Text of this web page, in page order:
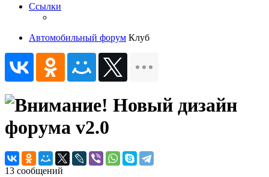
Ссылки
Автомобильный форум Клуб
Новый дизайн
форума v2.0
13 сообщений